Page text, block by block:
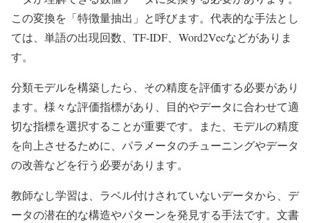
この変換を「特徴量抽出」と呼びます。代表的な手法とし
ては、単語の出現回数、TF-IDF、Word2Vecなどがありま
す。
分類モデルを構築したら、その精度を評価する必要があり
ます。様々な評価指標があり、目的やデータに合わせて適
切な指標を選択することが重要です。また、モデルの精度
を向上させるために、パラメータのチューニングやデータ
の改善などを行う必要があります。
教師なし学習は、ラベル付けされていないデータから、デ
ータの潜在的な構造やパターンを発見する手法です。文書